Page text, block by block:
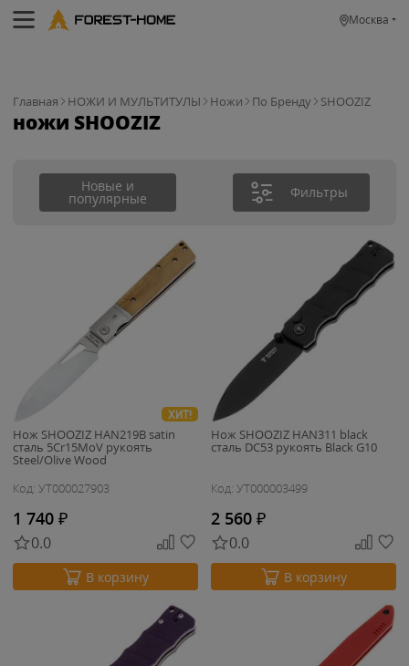
Москва
Главная НОЖИ И МУЛЬТИТУЛЫ Ножи По Бренду SHOOZIZ
ножи SHOOZIZ
Новые и
популярные Фильтры
ХИТ!
Нож SHOOZIZ HAN219B satin
сталь 5Cr15MoV рукоять
Steel/Olive Wood
Код: УТ000027903
1 740 ₽
0.0
В корзину
Нож SHOOZIZ HAN311 black
сталь DC53 рукоять Black G10
Код: УТ000003499
2 560 ₽
0.0
В корзину